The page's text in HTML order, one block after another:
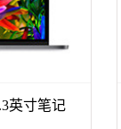
英寸笔记